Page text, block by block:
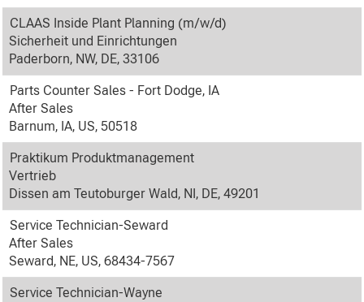
CLAAS Inside Plant Planning (m/w/d)
Sicherheit und Einrichtungen
Paderborn, NW, DE, 33106
Parts Counter Sales - Fort Dodge, IA
After Sales
Barnum, IA, US, 50518
Praktikum Produktmanagement
Vertrieb
Dissen am Teutoburger Wald, NI, DE, 49201
Service Technician-Seward
After Sales
Seward, NE, US, 68434-7567
Service Technician-Wayne